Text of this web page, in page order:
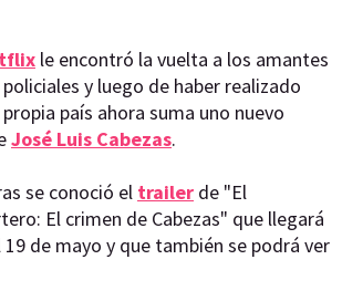
le encontró la vuelta a los amantes
y luego de haber realizado
país ahora suma uno nuevo
José Luis Cabezas.
se conoció el trailer de "El
El crimen de Cabezas" que llegará
de mayo y que también se podrá ver